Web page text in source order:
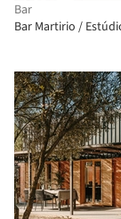
Bar
Bar Martirio /